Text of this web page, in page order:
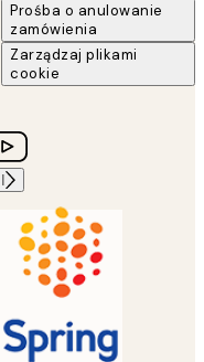
Prośba o anulowanie
zamówienia
Zarządzaj plikami
cookie